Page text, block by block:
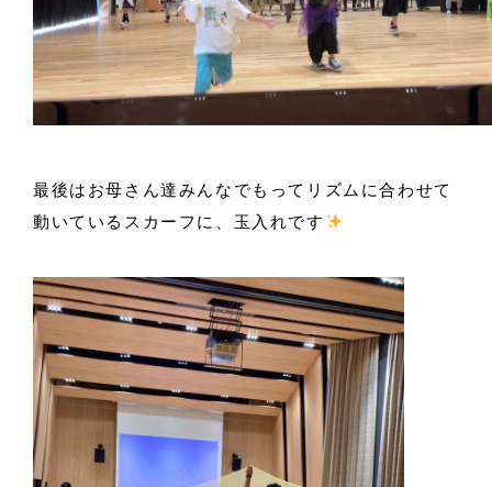
最後はお母さん達みんなでもってリズムに合わせて
動いているスカーフに、玉入れです